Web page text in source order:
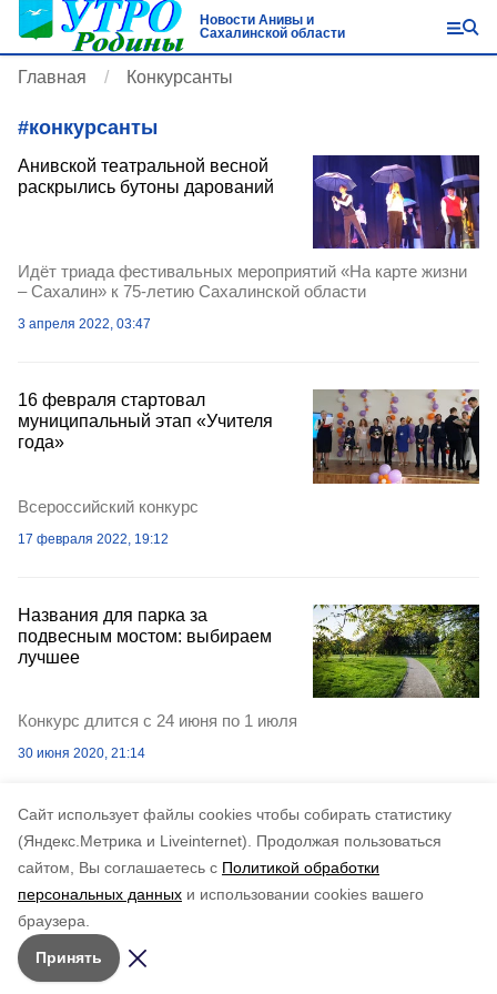
Cайт использует файлы cookies чтобы собирать статистику
(Яндекс.Метрика и Liveinternet).
Продолжая пользоваться
сайтом, Вы соглашаетесь с Политикой обработки
персональных данных и использовании cookies вашего
браузера.
Принять
Новости Анивы и
Сахалинской области
Главная Конкурсанты
#конкурсанты
Анивской театральной весной
раскрылись бутоны дарований
Идёт триада фестивальных мероприятий «На карте жизни
– Сахалин» к 75-летию Сахалинской области
3 апреля 2022, 03:47
16 февраля стартовал
муниципальный этап «Учителя
года»
Всероссийский конкурс
17 февраля 2022, 19:12
Названия для парка за
подвесным мостом: выбираем
лучшее
Конкурс длится с 24 июня по 1 июля
30 июня 2020, 21:14